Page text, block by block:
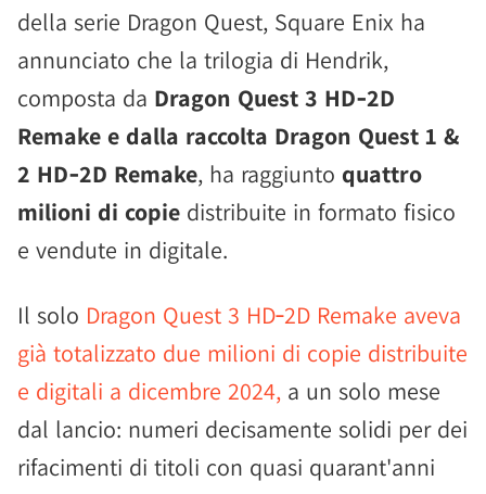
della serie Dragon Quest, Square Enix ha
annunciato che la trilogia di Hendrik,
composta da Dragon Quest 3 HD‑2D
Remake e dalla raccolta Dragon Quest 1 &
2 HD‑2D Remake, ha raggiunto quattro
milioni di copie distribuite in formato fisico
e vendute in digitale.
Il solo Dragon Quest 3 HD‑2D Remake aveva
già totalizzato due milioni di copie distribuite
e digitali a dicembre 2024, a un solo mese
dal lancio: numeri decisamente solidi per dei
rifacimenti di titoli con quasi quarant'anni